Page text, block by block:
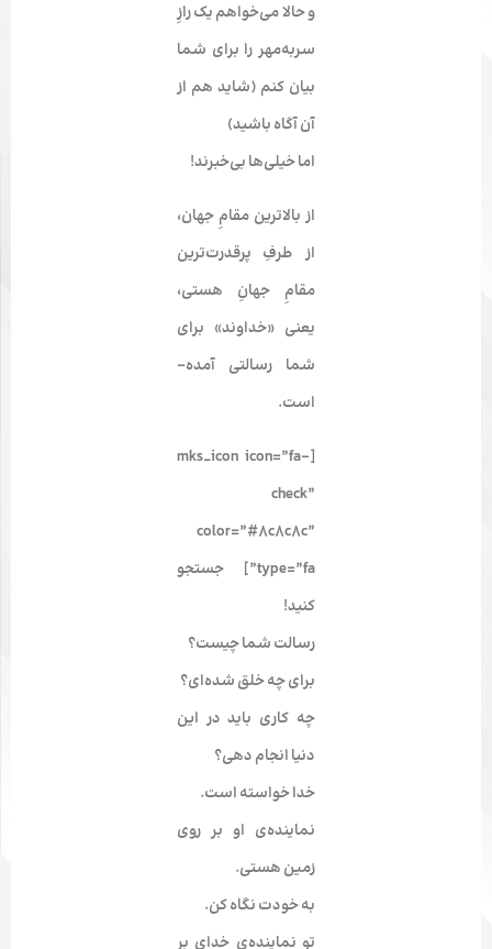
و حالا می‌­خواهم یک رازِ
سربه‌­مهر را برای شما
بیان کنم (شاید هم از
آن آگاه باشید)
اما خیلی‌­ها بی‌­خبرند!
از بالاترین مقامِ جهان،
از طرفِ پرقدرت­‌ترین
مقامِ جهانِ هستی،
یعنی «خداوند» برای
شما رسالتی آمده‌­
است.
[mks_icon icon=”fa-
check”
color=”#8c8c8c”
type=”fa”] جستجو
کنید!
رسالت شما چیست؟
برای چه خلق شده‌­ای؟
چه کاری باید در این
دنیا انجام دهی؟
خدا خواسته ­است.
نماینده‌­ی او بر روی
زمین هستی.
به خودت نگاه کن.
تو نماینده­‌ی خدای بر